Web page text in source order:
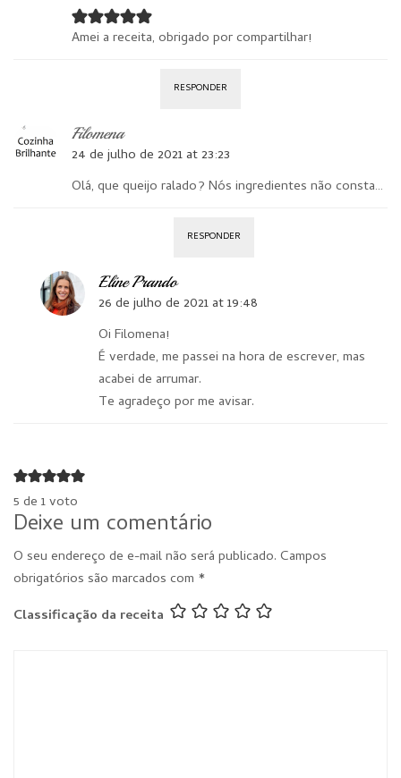
Amei a receita, obrigado por compartilhar!
RESPONDER
Filomena
24 de julho de 2021 at 23:23
Olá, que queijo ralado? Nós ingredientes não consta…
RESPONDER
Eline Prando
26 de julho de 2021 at 19:48
Oi Filomena!
É verdade, me passei na hora de escrever, mas
acabei de arrumar.
Te agradeço por me avisar.
5 de 1 voto
Deixe um comentário
O seu endereço de e-mail não será publicado. Campos
obrigatórios são marcados com *
Classificação da receita